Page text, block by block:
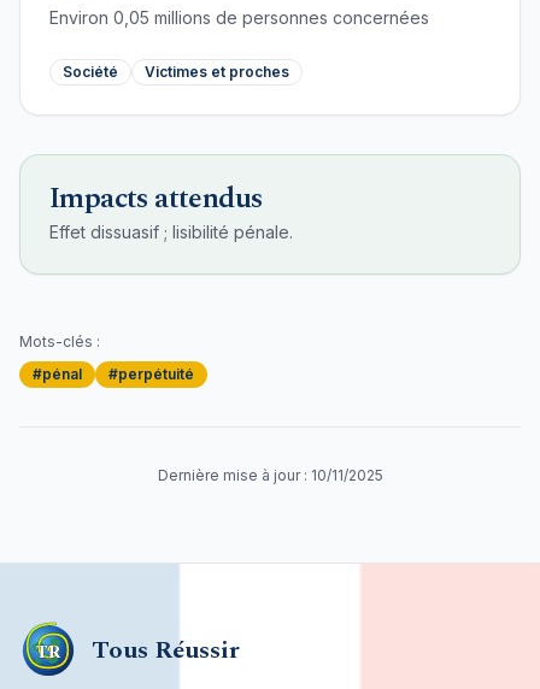
Environ 0,05 millions de personnes concernées
Société Victimes et proches
Impacts attendus
Effet dissuasif ; lisibilité pénale.
Mots-clés :
#pénal #perpétuité
Dernière mise à jour : 10/11/2025
TR Tous Réussir